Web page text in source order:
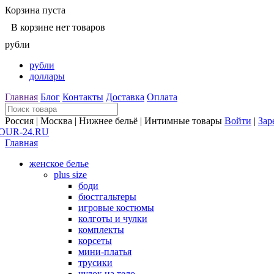
Корзина пуста
В корзине нет товаров
рубли
рубли
доллары
Главная Блог Контакты Доставка Оплата
Россия | Москва | Нижнее бельё | Интимные товары Войти |
Главная
женское белье
plus size
боди
бюстгальтеры
игровые костюмы
колготы и чулки
комплекты
корсеты
мини-платья
трусики